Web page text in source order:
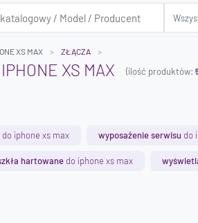
XS MAX ZŁĄCZA
XS MAX (ilość produktów:
do iphone xs max wyposażenie serwisu do
hartowane do iphone xs max